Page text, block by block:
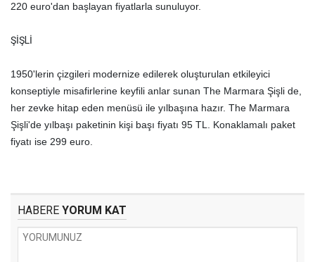
220 euro'dan başlayan fiyatlarla sunuluyor.
ŞİŞLİ
1950'lerin çizgileri modernize edilerek oluşturulan etkileyici
konseptiyle misafirlerine keyfili anlar sunan The Marmara Şişli de,
her zevke hitap eden menüsü ile yılbaşına hazır. The Marmara
Şişli'de yılbaşı paketinin kişi başı fiyatı 95 TL. Konaklamalı paket
fiyatı ise 299 euro.
HABERE YORUM KAT